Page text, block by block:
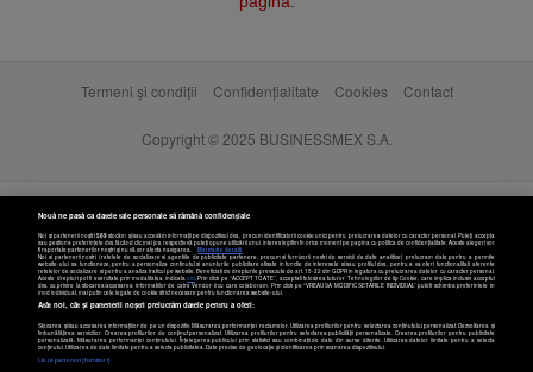
Termeni și condiții Confidențialitate Cookies Contact
Copyright © 2025 BUSINESSMEX S.A.
Setări cookies
Nouă ne pasă ca datele tale personale să rămână confidențiale
Noi și partenerii noștri589stocăm și/sau accesăm informații pe dispozitivul dvs., precum identificatorii cookie unici pentru prelucrarea datelor cu caracter personal. Puteți accepta
sau gestiona preferințele dvs. făcând clic mai jos, respectiv vă puteți opune utilizării unui interes legitim în orice moment pe pagina cu politica de confidențialitate. Aceste alegeri vor
fi raportate partenerilor noștri și nu vă vor afecta navigarea.
Mai multe detalii
Noi si partenerii nostri (retelele de socializare si agentiile de publicitate partenere, precum si furnizorii nostri de servicii de date analitice) prelucram date pentru a permite
website-ului sa functioneze, pentru a personaliza continutul si anunturile publicitare afisate in functie de interesele si/sau profilul dvs., pentru a va oferi functionalitati aferente
retelelor de socializare si pentru a analiza traficul pe website. Beneficiati de drepturile prevazute de art. 15-22 din GDPR in legatura cu prelucrarea datelor cu caracter personal.
Aceste drepturi pot fi exercitate prin modalitatea indicataaici. Prin click pe “ACCEPT TOATE”, acceptati folosirea tuturor Tehnologiilor de tip Cookie, care implica inclusiv acceptul
dvs. cu privire la stocarea/accesarea informatiilor de catre Vendor-ii cu care colaboram. Prin click pe “VREAU SA MODIFIC SETARILE INDIVIDUAL” puteti schimba preferintele in
mod individual, mai putin cele legate de cookie strict necesare pentru functionarea website-ului.
Atât noi, cât și partenerii noștri prelucrăm datele pentru a oferi:
Stocarea și/sau accesarea informațiilor de pe un dispozitiv. Măsurarea performanței reclamelor. Utilizarea profilurilor pentru selectarea conținutului personalizat. Dezvoltarea și
îmbunătățirea serviciilor. Crearea profilurilor de conținut personalizat. Utilizarea profilurilor pentru selectarea publicității personalizate. Crearea profilurilor pentru publicitate
personalizată. Măsurarea performanței conținutului. Înțelegerea publicului prin statistici sau combinații de date din surse diferite. Utilizarea datelor limitate pentru a selecta
conținutul. Utilizarea de date limitate pentru a selecta publicitatea. Date precise de geolocație și identificarea prin scanarea dispozitivului.
Listă parteneri (furnizori)